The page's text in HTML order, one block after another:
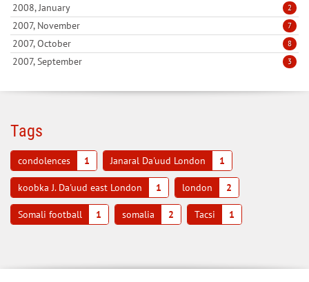
2008, January 2
2007, November 7
2007, October 8
2007, September 3
Tags
condolences 1 Janaral Da'uud London 1
koobka J. Da'uud east London 1 london 2
Somali football 1 somalia 2 Tacsi 1